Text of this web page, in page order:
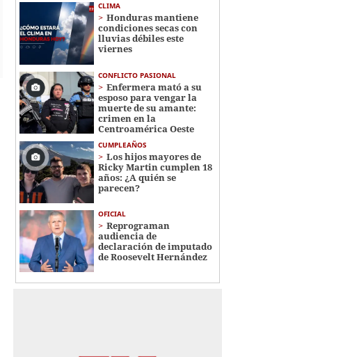
CLIMA
Honduras mantiene
condiciones secas con
lluvias débiles este
viernes
CONFLICTO PASIONAL
Enfermera mató a su
esposo para vengar la
muerte de su amante:
crimen en la
Centroamérica Oeste
CUMPLEAÑOS
Los hijos mayores de
Ricky Martin cumplen 18
años: ¿A quién se
parecen?
OFICIAL
Reprograman
audiencia de
declaración de imputado
de Roosevelt Hernández